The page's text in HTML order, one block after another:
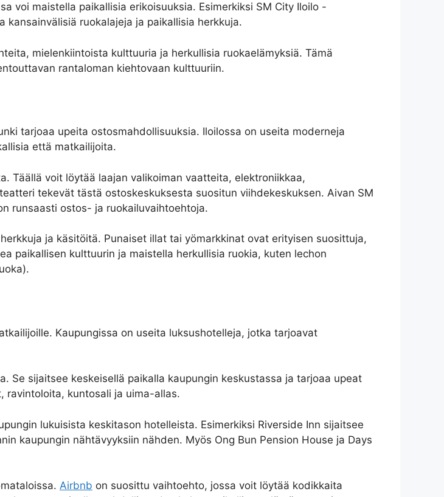
voi maistella paikallisia erikoisuuksia. Esimerkiksi SM City Iloilo -
ruokalajeja ja paikallisia herkkuja.
mielenkiintoista kulttuuria ja herkullisia ruokaelämyksiä. Tämä
rantaloman kiehtovaan kulttuuriin.
tarjoaa upeita ostosmahdollisuuksia. Iloilossa on useita moderneja
että matkailijoita.
Täällä voit löytää laajan valikoiman vaatteita, elektroniikkaa,
tekevät tästä ostoskeskuksesta suositun viihdekeskuksen. Aivan SM
runsaasti ostos- ja ruokailuvaihtoehtoja.
ja käsitöitä. Punaiset illat tai yömarkkinat ovat erityisen suosittuja,
paikallisen kulttuurin ja maistella herkullisia ruokia, kuten lechon
Kaupungissa on useita luksushotelleja, jotka tarjoavat
Se sijaitsee keskeisellä paikalla kaupungin keskustassa ja tarjoaa upeat
ravintoloita, kuntosali ja uima-allas.
lukuisista keskitason hotelleista. Esimerkiksi Riverside Inn sijaitsee
kaupungin nähtävyyksiin nähden. Myös Ong Bun Pension House ja Days
Airbnb on suosittu vaihtoehto, jossa voit löytää kodikkaita